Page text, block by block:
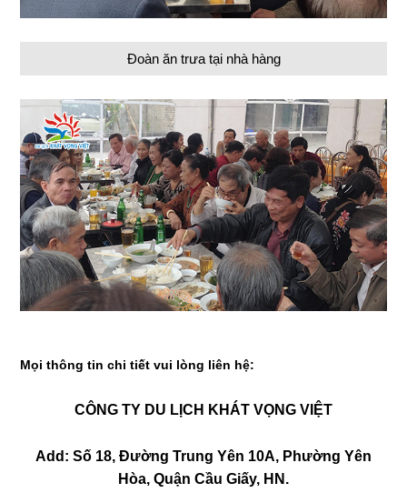
Đoàn ăn trưa tại nhà hàng
Mọi thông tin chi tiết vui lòng liên hệ:
CÔNG TY DU LỊCH KHÁT VỌNG VIỆT
Add: Số 18, Đường Trung Yên 10A, Phường Yên
Hòa, Quận Cầu Giấy, HN.